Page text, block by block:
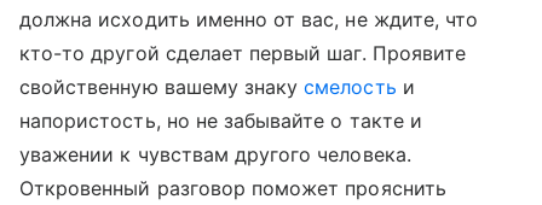
должна исходить именно от вас, не ждите, что
кто-то другой сделает первый шаг. Проявите
свойственную вашему знакусмелость и
напористость, но не забывайте о такте и
уважении к чувствам другого человека.
Откровенный разговор поможет прояснить